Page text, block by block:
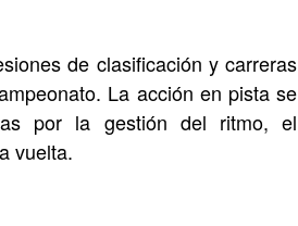
de clasificación y carreras
La acción en pista se
por la gestión del ritmo, el
vuelta.